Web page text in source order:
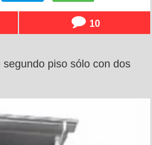
10
piso sólo con dos